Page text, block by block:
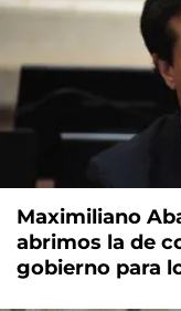
Maximiliano
abrimos la de
gobierno para